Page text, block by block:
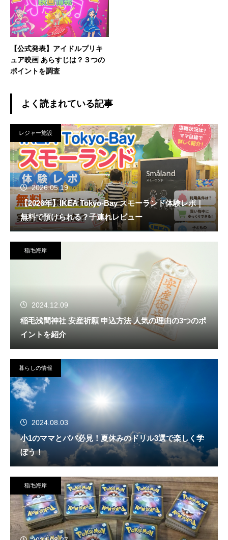
【公式発表】アイドルプリキ
ュア映画 あらすじは？３つの
ポイントを調査
よく読まれている記事
レジャー施設
2026.05.19
【2026年】IKEA Tokyo-Bay スモーランド体験レポ｜
無料で預けられる？子連れレビュー
稲毛海岸
2024.12.09
稲毛浅間神社 安産祈願 申込方法 人気の理由の3つのポ
イントを紹介
暮らしの情報
2024.08.03
小1のママとパパ必見！夏休みのドリル3選で楽しく学
ぼう！
稲毛海岸